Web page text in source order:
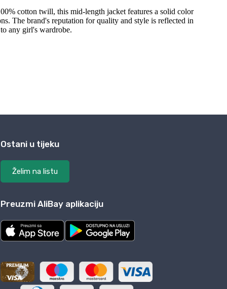
Ostani u tijeku
Želim na listu
Preuzmi AliBay aplikaciju